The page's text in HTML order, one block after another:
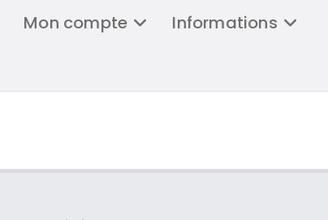
Mon compte
Informations